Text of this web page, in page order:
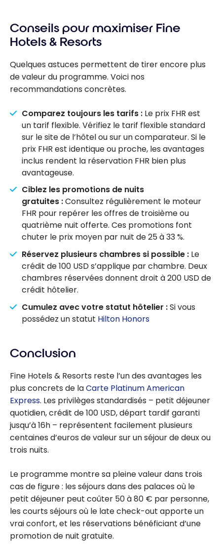
Conseils pour maximiser Fine
Hotels & Resorts
Quelques astuces permettent de tirer encore plus
de valeur du programme. Voici nos
recommandations concrètes.
Comparez toujours les tarifs : Le prix FHR est
un tarif flexible. Vérifiez le tarif flexible standard
sur le site de l’hôtel ou sur un comparateur. Si le
prix FHR est identique ou proche, les avantages
inclus rendent la réservation FHR bien plus
avantageuse.
Ciblez les promotions de nuits
gratuites :Consultez régulièrement le moteur
FHR pour repérer les offres de troisième ou
quatrième nuit offerte. Ces promotions font
chuter le prix moyen par nuit de 25 à 33 %.
Réservez plusieurs chambres si possible : Le
crédit de 100 USD s’applique par chambre. Deux
chambres réservées donnent droit à 200 USD de
crédit hôtelier.
Cumulez avec votre statut hôtelier :Si vous
possédez un statut Hilton Honors
Conclusion
Fine Hotels & Resorts reste l’un des avantages les
plus concrets de laCarte Platinum American
Express. Les privilèges standardisés – petit déjeuner
quotidien, crédit de 100 USD, départ tardif garanti
jusqu’à 16h – représentent facilement plusieurs
centaines d’euros de valeur sur un séjour de deux ou
trois nuits.
Le programme montre sa pleine valeur dans trois
cas de figure : les séjours dans des palaces où le
petit déjeuner peut coûter 50 à 80 € par personne,
les courts séjours où le late check-out apporte un
vrai confort, et les réservations bénéficiant d’une
promotion de nuit gratuite.